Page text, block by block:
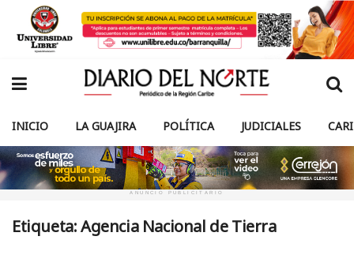
INICIO LA GUAJIRA POLÍTICA JUDICIALES
ANUNCIO PUBLICITARIO
Etiqueta:Agencia Nacional de Tierra